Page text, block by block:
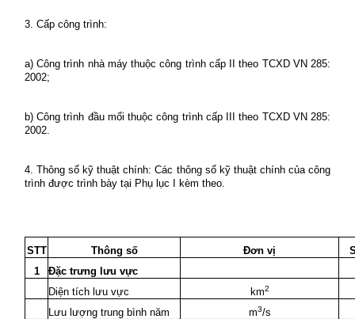
3. Cấp công trình:
a) Công trình nhà máy thuộc công trình cấp II theo TCXD VN 285:
2002;
b) Công trình đầu mối thuộc công trình cấp III theo TCXD VN 285:
2002.
4. Thông số kỹ thuật chính: Các thông số kỹ thuật chính của công
trình được trình bày tại Phụ lục I kèm theo.
STT Thông số Đơn vị
1
Đặc trưng lưu vực
Diện tích lưu vực
km2
Lưu lượng trung bình năm m3/s